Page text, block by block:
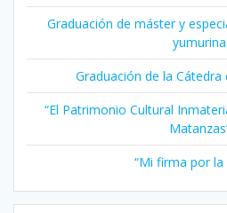
Graduación de máster y
yumurina
Graduación de la
“El Patrimonio Cultural
“Mi firma por la